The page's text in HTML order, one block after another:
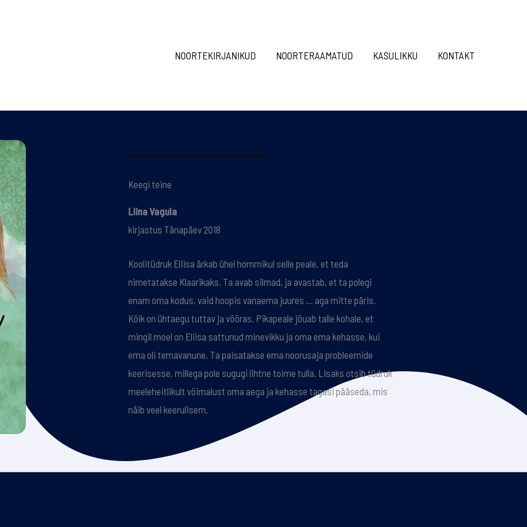
NOORTEKIRJANIKUD
NOORTERAAMATUD KASULIKKU KONTAKT
Keegi teine
Liina Vagula
kirjastus Tänapäev 2018
Koolitüdruk Eliisa ärkab ühel hommikul selle peale, et teda
nimetatakse Klaarikaks. Ta avab silmad, ja avastab, et ta polegi
enam oma kodus, vaid hoopis vanaema juures … aga mitte päris.
Kõik on ühtaegu tuttav ja võõras. Pikapeale jõuab talle kohale, et
mingil moel on Eliisa sattunud minevikku ja oma ema kehasse, kui
ema oli temavanune. Ta paisatakse ema noorusaja probleemide
keerisesse, millega pole sugugi lihtne toime tulla. Lisaks otsib tüdruk
meeleheitlikult võimalust oma aega ja kehasse tagasi pääseda, mis
näib veel keerulisem.